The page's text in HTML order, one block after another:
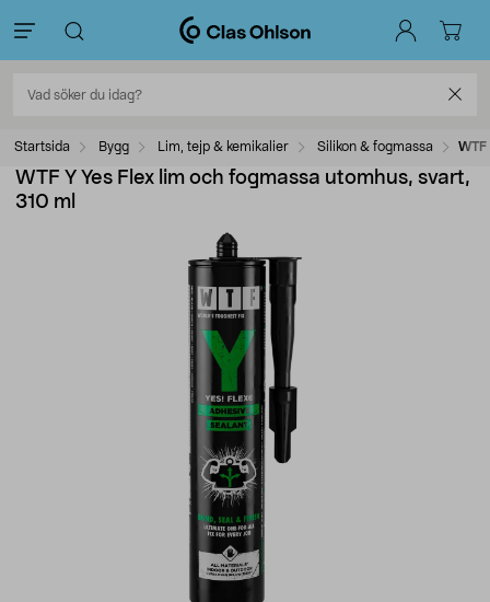
Startsida Bygg Lim, tejp & kemikalier Silikon & fogmassa
WTF Y Yes Flex lim och fogmassa utomhus, svart,
310 ml